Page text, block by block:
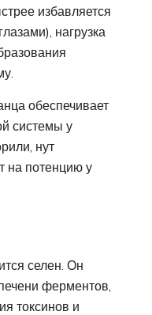
избавляется
нагрузка
обеспечивает
системы у
нут
на потенцию у
селен. Он
ферментов,
токсинов и